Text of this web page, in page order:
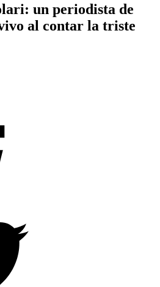
un periodista de
al contar la triste